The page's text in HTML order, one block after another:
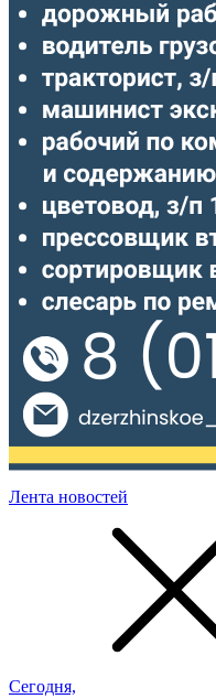
Лента новостей
Сегодня,